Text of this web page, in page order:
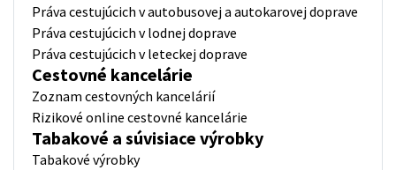
Práva cestujúcich v autobusovej a autokarovej doprave
Práva cestujúcich v lodnej doprave
Práva cestujúcich v leteckej doprave
Cestovné kancelárie
Zoznam cestovných kancelárií
Rizikové online cestovné kancelárie
Tabakové a súvisiace výrobky
Tabakové výrobky